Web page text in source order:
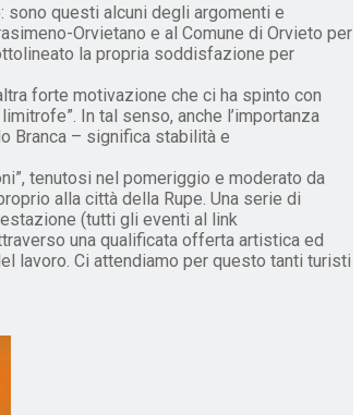
sono questi alcuni degli argomenti e
Orvietano e al Comune di Orvieto per
la propria soddisfazione per
forte motivazione che ci ha spinto con
In tal senso, anche l’importanza
Branca – significa stabilità e
tenutosi nel pomeriggio e moderato da
alla città della Rupe. Una serie di
(tutti gli eventi al link
una qualificata offerta artistica ed
lavoro. Ci attendiamo per questo tanti turisti